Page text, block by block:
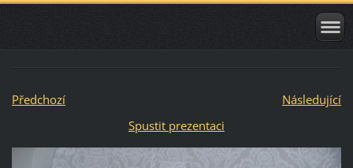
Předchozí
Následující
Spustit prezentaci